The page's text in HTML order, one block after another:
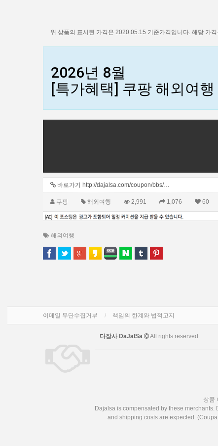
위 상품의 표시된 가격은 2020.05.15 기준가격입니다. 해당 가
2026년 8월
[특가혜택] 쿠팡 해외여행
바로가기 http://dajalsa.com/coupon/bbs/…
쿠팡 해외여행 2,991 1,076 60
해외여행
이메일 무단수집거부 책임의 한계와 법적고지
다잘사 DaJalSa All rights reserved.
상품
Dajalsa is compensated by these
and shipping costs are expected.